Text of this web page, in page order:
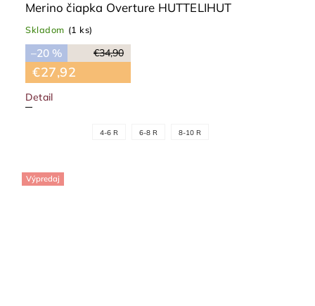
Merino čiapka Overture HUTTELIHUT
Skladom (1 ks)
€34,90
–20 %
€27,92
Detail
4-6 R 6-8 R 8-10 R
Výpredaj